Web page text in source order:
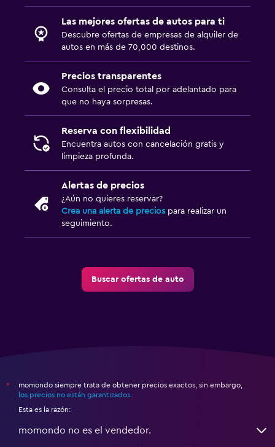
Las mejores ofertas de autos para ti
Descubre ofertas de empresas de alquiler de
autos en más de 70,000 destinos.
Precios transparentes
Consulta el precio total por adelantado para
que no haya sorpresas.
Reserva con flexibilidad
Encuentra autos con cancelación gratis y
limpieza profunda.
Alertas de precios
¿Aún no quieres reservar?
Crea una alerta de precios para realizar un
seguimiento.
Buscar ofertas de auto
*
momondo siempre trata de obtener precios exactos, sin embargo,
los precios no están garantizados.
Esta es la razón:
momondo no es el vendedor.